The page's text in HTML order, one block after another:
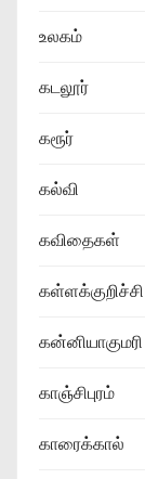
உலகம்
கடலூர்
கரூர்
கல்வி
கவிதைகள்
கள்ளக்குறிச்சி
கன்னியாகுமரி
காஞ்சிபுரம்
காரைக்கால்